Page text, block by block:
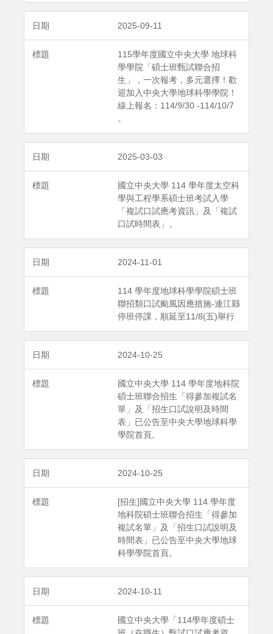
2025-09-11
115學年度國立中央大學 地球科
學學院「碩士班甄試聯合招
生」，一次報考，多元選擇！歡
迎加入中央大學地球科學學院！
線上報名：114/9/30 -114/10/7
。
2025-03-03
國立中央大學 114 學年度太空科
學與工程學系碩士班考試入學
「複試口試應考資訊」及「複試
口試時間表」。
2024-11-01
114 學年度地球科學學院碩士班
聯招類口試颱風因應措施-連江縣
停班停課，順延至11/8(五)舉行
2024-10-25
國立中央大學 114 學年度地科院
碩士班聯合招生「得參加複試名
單」及「招生口試說明及時間
表」已公告至中央大學地球科學
學院首頁。
2024-10-25
[招生]國立中央大學 114 學年度
地科院碩士班聯合招生「得參加
複試名單」及「招生口試說明及
時間表」已公告至中央大學地球
科學學院首頁。
2024-10-11
國立中央大學「114學年度碩士